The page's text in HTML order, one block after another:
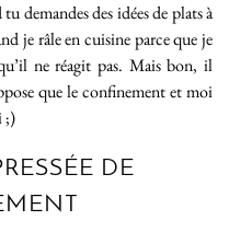
demandes des idées de plats à
je râle en cuisine parce que je
ne réagit pas. Mais bon, il
que le confinement et moi
;)
DE